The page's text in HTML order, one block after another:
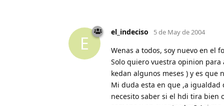
E
el_indeciso 5 de May de 2004
Wenas a todos, soy nuevo en el
Solo quiero vuestra opinion
kedan algunos meses ) y es que
Mi duda esta en que ,a igualdad
necesito saber si el hdi tira bien